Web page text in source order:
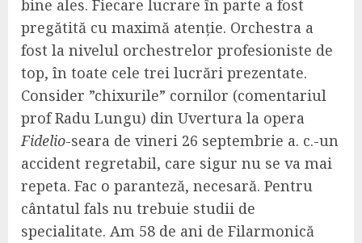
bine ales. Fiecare lucrare în parte a fost
pregătită cu maximă atenție. Orchestra a
fost la nivelul orchestrelor profesioniste de
top, în toate cele trei lucrări prezentate.
Consider ”chixurile” cornilor (comentariul
prof Radu Lungu) din Uvertura la opera
Fidelio-seara de vineri 26 septembrie a. c.-un
accident regretabil, care sigur nu se va mai
repeta. Fac o paranteză, necesară. Pentru
cântatul fals nu trebuie studii de
specialitate. Am 58 de ani de Filarmonică